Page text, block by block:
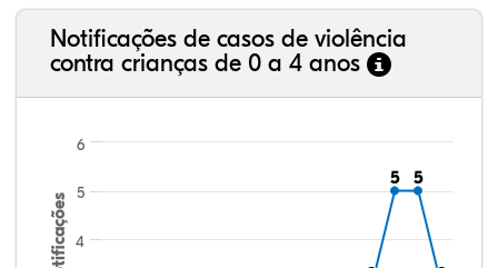
Notificações de casos de violência
contra crianças de 0 a 4 anos
5
5 5
5
4
5
6